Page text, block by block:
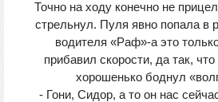
Точно на ходу конечно не
стрельнул. Пуля явно попала в
водителя «Раф»-а это
прибавил скорости, да так,
хорошенько боднул
- Гони, Сидор, а то он нас